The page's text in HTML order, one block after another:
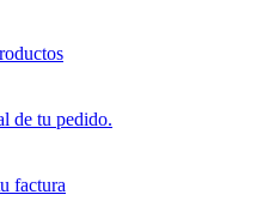
de tu pedido.
factura